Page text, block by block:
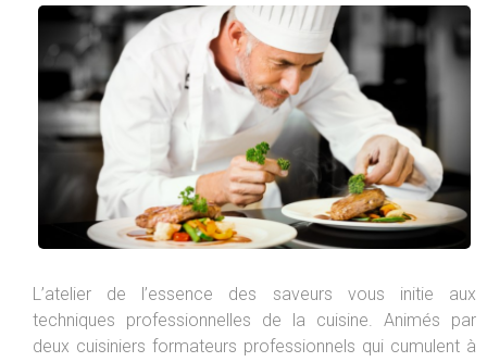
L’atelier de l’essence des saveurs vous initie aux
techniques professionnelles de la cuisine. Animés par
deux cuisiniers formateurs professionnels qui cumulent à